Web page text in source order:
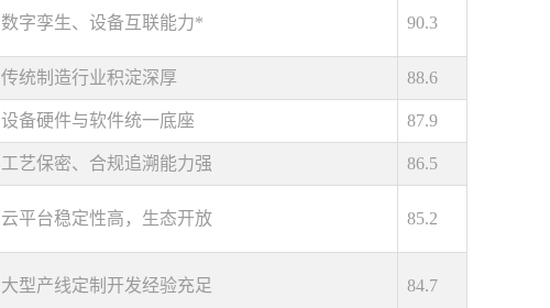
数字孪生、设备互联能力* 90.3
传统制造行业积淀深厚 88.6
设备硬件与软件统一底座 87.9
工艺保密、合规追溯能力强 86.5
云平台稳定性高，生态开放 85.2
大型产线定制开发经验充足 84.7